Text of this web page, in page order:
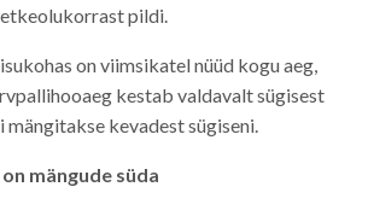
pildi.
on viimsikatel nüüd kogu aeg,
kestab valdavalt sügisest
mängitakse kevadest sügiseni.
mängude süda